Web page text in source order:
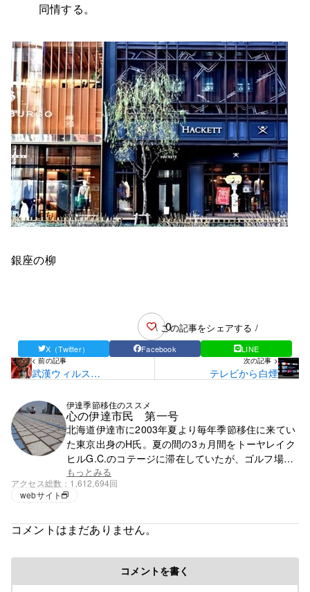
同情する。
銀座の柳
0
\ この記事をシェアする /
X（Twitter） Facebook LINE
< 前の記事
武漢ウィルス
次の記事 >
テレビから白煙
伊達季節移住のススメ
心の伊達市民 第一号
北海道伊達市に2003年夏より毎年季節移住に来てい
た東京出身のH氏。夏の間の3ヵ月間をトーヤレイク
ヒルG.C.のコテージに滞在していたが、ゴルフ場の
閉鎖で滞在先を失う。それ以降は行く先が無く、都
心で徘徊の毎日。
もっとみる
アクセス総数
1,612,694回
webサイト
コメントはまだありません。
コメントを書く